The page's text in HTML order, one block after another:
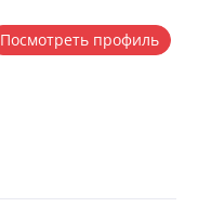
Посмотреть профиль